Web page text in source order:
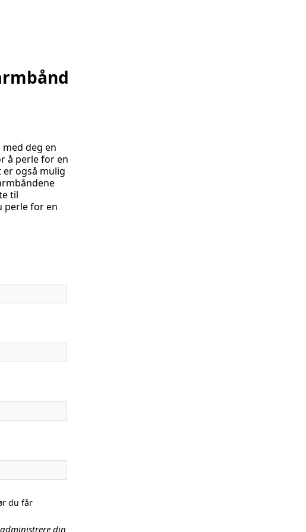
deg en
å perle for en
også mulig
til
perle for en
du får
din